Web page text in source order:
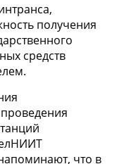
получения
средств
что в